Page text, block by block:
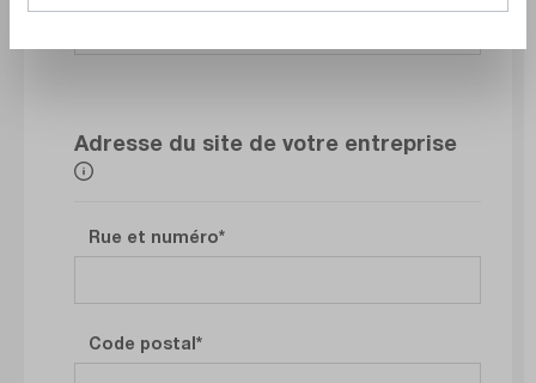
Adresse du site de votre entreprise
Rue et numéro
Code postal